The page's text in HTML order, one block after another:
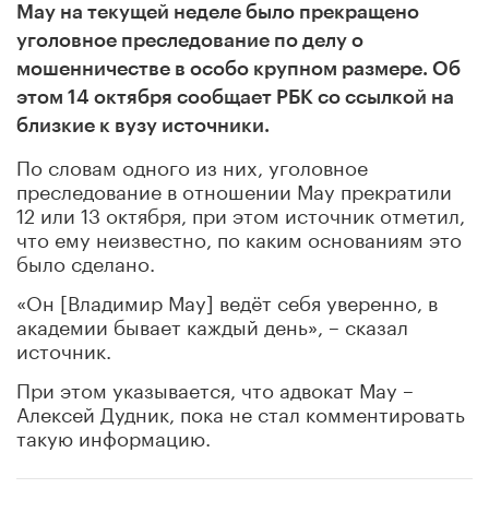
Мау на текущей неделе было прекращено
уголовное преследование по делу о
мошенничестве в особо крупном размере. Об
этом 14 октября сообщает РБК со ссылкой на
близкие к вузу источники.
По словам одного из них, уголовное
преследование в отношении Мау прекратили
12 или 13 октября, при этом источник отметил,
что ему неизвестно, по каким основаниям это
было сделано.
«Он [Владимир Мау] ведёт себя уверенно, в
академии бывает каждый день», – сказал
источник.
При этом указывается, что адвокат Мау –
Алексей Дудник, пока не стал комментировать
такую информацию.